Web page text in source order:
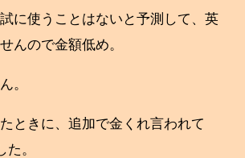
に使うことはないと予測して、英
んので金額低め。
。
ときに、追加で金くれ言われて
。